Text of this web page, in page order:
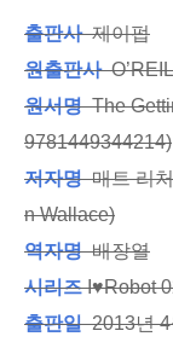
출판사제이펍
원출판사
원서명The
9781449344214)
저자명매트 리
n Wallace)
역자명배장열
시리즈I♥Robot
출판일2013년 4